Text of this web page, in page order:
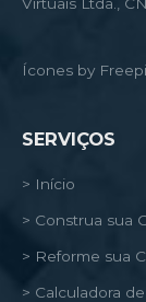
Ícones by
SERVIÇOS
> Início
> Construa sua
> Reforme sua
> Calculadora